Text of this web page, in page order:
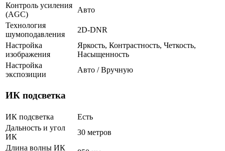
Контроль усиления
(AGC)
Авто
Технология
шумоподавления
2D-DNR
Настройка
изображения
Яркость, Контрастность, Четкость,
Насыщенность
Настройка
экспозиции
Авто / Вручную
ИК подсветка
ИК подсветка
Есть
Дальность и угол
ИК
30 метров
Длина волны ИК